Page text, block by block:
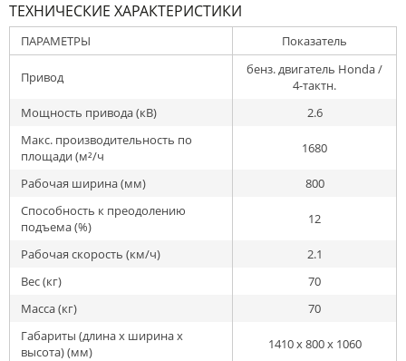
ТЕХНИЧЕСКИЕ ХАРАКТЕРИСТИКИ
ПАРАМЕТРЫ Показатель
Привод
бенз. двигатель Honda /
4-тактн.
Мощность привода (кВ)
2.6
Макс. производительность по
площади (м²/ч
1680
Рабочая ширина (мм)
800
Способность к преодолению
подъема (%)
12
Рабочая скорость (км/ч)
2.1
Вес (кг)
70
Масса (кг)
70
Габариты (длина х ширина х
высота) (мм)
1410 x 800 x 1060